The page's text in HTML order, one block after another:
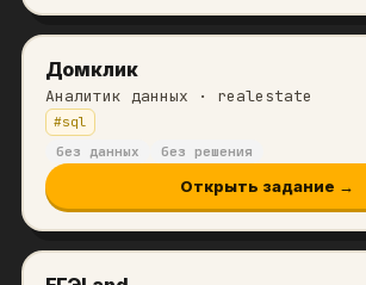
Домклик
Аналитик данных · realestate
#sql
без данных
без решения
Открыть задание →